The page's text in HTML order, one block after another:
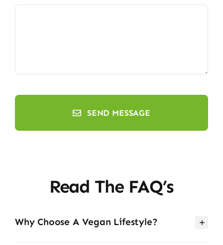
SEND MESSAGE
Read The FAQ’s
Why Choose A Vegan Lifestyle?